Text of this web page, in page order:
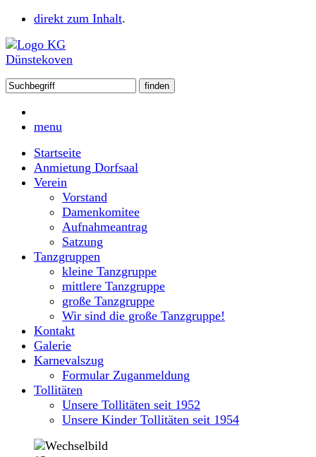
direkt zum Inhalt.
menu
Startseite
Anmietung Dorfsaal
Verein
Vorstand
Damenkomitee
Aufnahmeantrag
Satzung
Tanzgruppen
kleine Tanzgruppe
mittlere Tanzgruppe
große Tanzgruppe
Wir sind die große Tanzgruppe!
Kontakt
Galerie
Karnevalszug
Formular Zuganmeldung
Tollitäten
Unsere Tollitäten seit 1952
Unsere Kinder Tollitäten seit 1954